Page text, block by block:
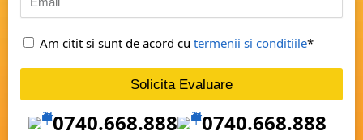
Am citit si sunt de acord cu termenii si conditiile*
Solicita Evaluare
0740.668.888 0740.668.888